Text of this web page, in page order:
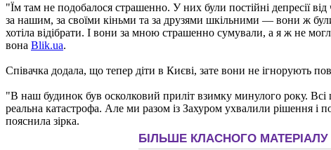
"Їм там не подобалося страшенно. У них були постійні депресії
за нашим, за своїми кіньми та за друзями шкільними — вони ж
хотіла відібрати. І вони за мною страшенно сумували, а я ж не
вона Blik.ua.
Співачка додала, що тепер діти в Києві, зате вони не ігнорують
"В наш будинок був осколковий приліт взимку минулого року.
реальна катастрофа. Але ми разом із Захуром ухвалили рішення
пояснила зірка.